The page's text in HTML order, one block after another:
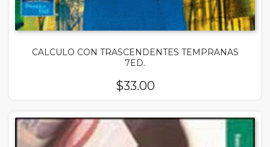
CALCULO CON TRASCENDENTES TEMPRANAS
7ED.
$33.00